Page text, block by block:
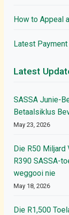
How to Appeal
Latest
Latest
SASSA Junie-
Betaalsiklus
May 23, 2026
Die R50 Miljard
R390 SASSA-
weggooi nie
May 18, 2026
Die R1,500